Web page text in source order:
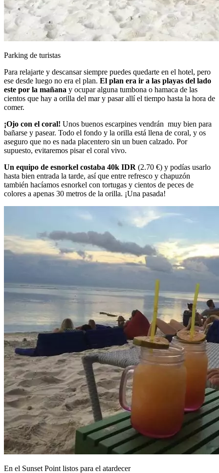
Parking de turistas
Para relajarte y descansar siempre puedes quedarte en el hotel, pero
ese desde luego no era el plan. El plan era ir a las playas del lado
este por la mañana y ocupar alguna tumbona o hamaca de las
cientos que hay a orilla del mar y pasar allí el tiempo hasta la hora de
comer.
¡Ojo con el coral! Unos buenos escarpines vendrán muy bien para
bañarse y pasear. Todo el fondo y la orilla está llena de coral, y os
aseguro que no es nada placentero sin un buen calzado. Por
supuesto, evitaremos pisar el coral vivo.
Un equipo de esnorkel costaba 40k IDR (2.70 €) y podías usarlo
hasta bien entrada la tarde, así que entre refresco y chapuzón
también hacíamos esnorkel con tortugas y cientos de peces de
colores a apenas 30 metros de la orilla. ¡Una pasada!
En el Sunset Point listos para el atardecer